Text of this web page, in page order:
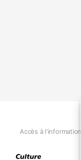
Accès à l'information